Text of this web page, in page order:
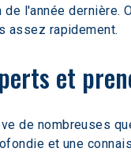
l'année
assez rapidement.
et
de nombreuses
et une